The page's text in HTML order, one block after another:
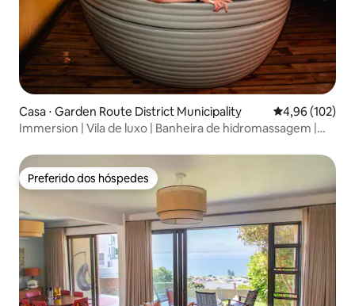
Casa ⋅ Garden Route District Municipality 4,96 de uma
4,96 (102)
Immersion | Vila de luxo | Banheira de hidromassagem |
Preferido dos hóspedes
Preferido dos hóspedes